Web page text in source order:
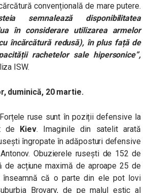
convențională de mare putere.
semnalează disponibilitatea
în considerare utilizarea armelor
încărcătură redusă), în plus față de
rachetelor sale hipersonice”,
ISW.
duminică, 20 martie.
Forțele ruse sunt în poziții defensive la
de Kiev. Imaginile din satelit arată
îngropate în adăposturi defensive
Obuzierele rusești de 152 de
de acțiune maximă de aproape 25 de
înseamnă că o parte din ele pot lovi
Brovary, de pe malul estic al